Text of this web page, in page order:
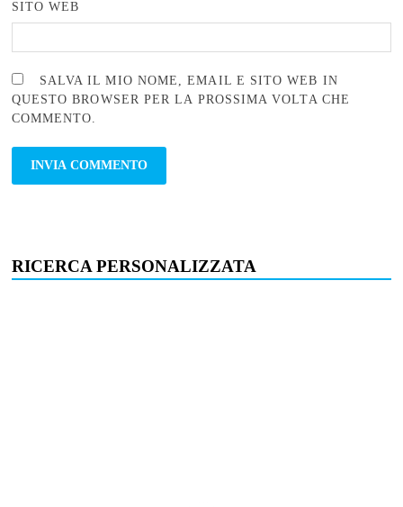
SITO WEB
SALVA IL MIO NOME, EMAIL E SITO WEB IN
QUESTO BROWSER PER LA PROSSIMA VOLTA CHE
COMMENTO.
RICERCA PERSONALIZZATA